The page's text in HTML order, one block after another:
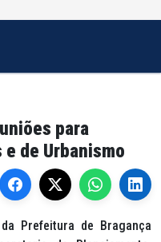
para
de Urbanismo
Prefeitura de Bragança